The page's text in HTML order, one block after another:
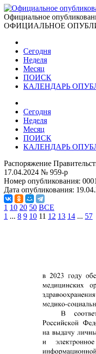
Официальное
ОФИЦИАЛЬНОЕ
Сегодня
Неделя
Месяц
ПОИСК
КАЛЕНДАРЬ
Сегодня
Неделя
Месяц
ПОИСК
КАЛЕНДАРЬ
Распоряжение
17.04.2024 № 959-р
Номер опубликования:
Дата опубликования:
1 10 20 50 ВСЕ
1 ... 8 9 10 11 12 13 14 ... 57